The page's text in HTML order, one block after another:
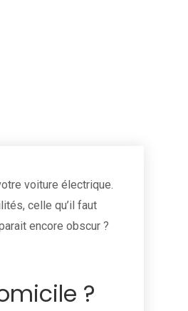
voiture électrique.
celle qu’il faut
encore obscur ?
?